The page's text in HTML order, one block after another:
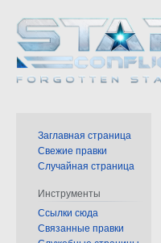
Заглавная страница
Свежие правки
Случайная страница
Инструменты
Ссылки сюда
Связанные правки